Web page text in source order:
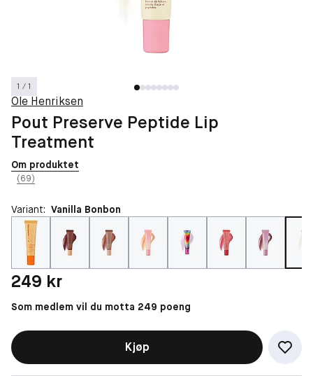
1 / 1
Ole Henriksen
Pout Preserve Peptide Lip
Treatment
Om produktet
(69)
Variant: Vanilla Bonbon
Pris: 249 kr
249 kr
Som medlem vil du motta 249 poeng
Kjøp